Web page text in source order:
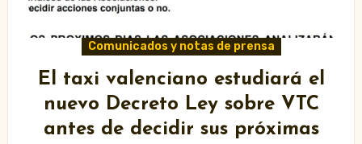
Comunicados y notas de prensa
El taxi valenciano estudiará el
nuevo Decreto Ley sobre VTC
antes de decidir sus próximas